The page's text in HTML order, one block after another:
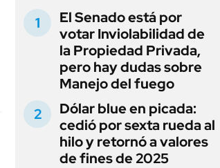
El Senado está por
votar Inviolabilidad de
la Propiedad Privada,
pero hay dudas sobre
Manejo del fuego
Dólar blue en picada:
cedió por sexta rueda al
hilo y retornó a valores
de fines de 2025